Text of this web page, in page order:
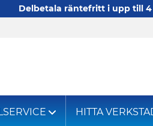
Delbetala räntefritt i upp till
HITTA